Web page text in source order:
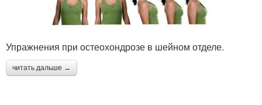
Упражнения при остеохондрозе в шейном отделе.
читать дальше →